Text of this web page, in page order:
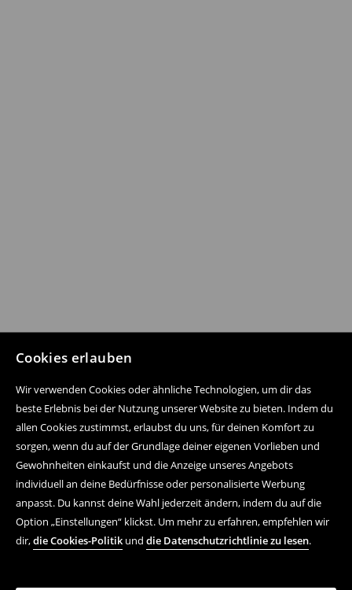
Cookies erlauben
Wir verwenden Cookies oder ähnliche Technologien, um dir das
beste Erlebnis bei der Nutzung unserer Website zu bieten. Indem du
allen Cookies zustimmst, erlaubst du uns, für deinen Komfort zu
sorgen, wenn du auf der Grundlage deiner eigenen Vorlieben und
Gewohnheiten einkaufst und die Anzeige unseres Angebots
individuell an deine Bedürfnisse oder personalisierte Werbung
anpasst. Du kannst deine Wahl jederzeit ändern, indem du auf die
Option „Einstellungen“ klickst. Um mehr zu erfahren, empfehlen wir
dir,die Cookies-Politik und die Datenschutzrichtlinie zu lesen.